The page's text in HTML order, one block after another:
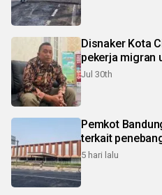
Disnaker Kota
pekerja migran
Jul 30th
Pemkot
terkait
5 hari lalu